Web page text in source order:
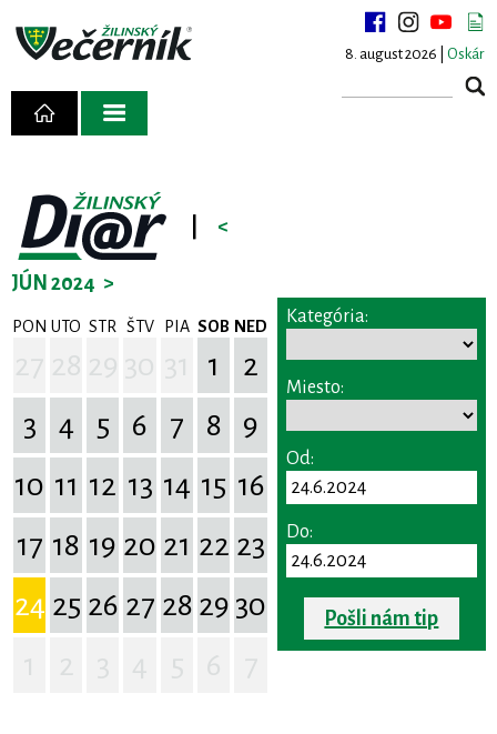
8. august 2026 | Oskár
<
JÚN 2024 >
PON UTO STR ŠTV PIA SOB NED
1
2
3
4 5 6 7 8
9
10 11 12 13 14 15 16
17 18 19 20 21 22 23
24 25 26 27 28 29 30
Kategória:
Miesto:
Od:
Do:
Pošli nám tip